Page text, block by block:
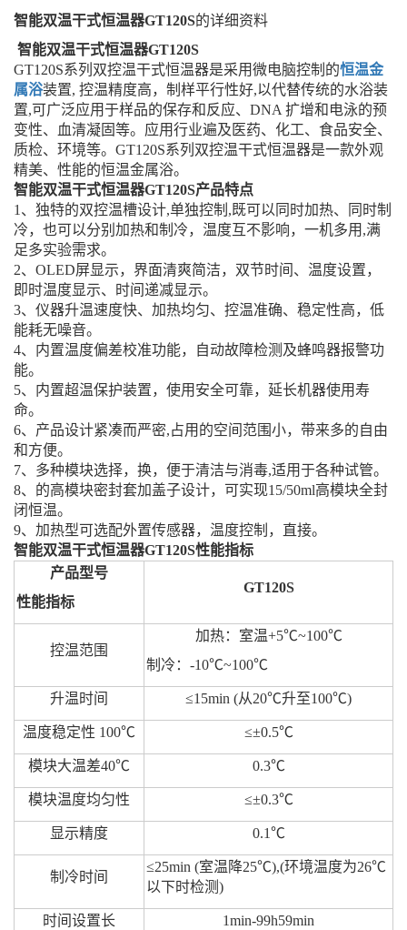
智能双温干式恒温器GT120S的详细资料
智能双温干式恒温器GT120S
GT120S系列双控温干式恒温器是采用微电脑控制的恒温金
属浴装置, 控温精度高，制样平行性好,以代替传统的水浴装
置,可广泛应用于样品的保存和反应、DNA 扩增和电泳的预
变性、血清凝固等。应用行业遍及医药、化工、食品安全、
质检、环境等。GT120S系列双控温干式恒温器是一款外观
精美、性能的恒温金属浴。
智能双温干式恒温器GT120S产品特点
1、独特的双控温槽设计,单独控制,既可以同时加热、同时制
冷，也可以分别加热和制冷，温度互不影响，一机多用,满
足多实验需求。
2、OLED屏显示，界面清爽简洁，双节时间、温度设置，
即时温度显示、时间递减显示。
3、仪器升温速度快、加热均匀、控温准确、稳定性高，低
能耗无噪音。
4、内置温度偏差校准功能，自动故障检测及蜂鸣器报警功
能。
5、内置超温保护装置，使用安全可靠，延长机器使用寿
命。
6、产品设计紧凑而严密,占用的空间范围小，带来多的自由
和方便。
7、多种模块选择，换，便于清洁与消毒,适用于各种试管。
8、的高模块密封套加盖子设计，可实现15/50ml高模块全封
闭恒温。
9、加热型可选配外置传感器，温度控制，直接。
智能双温干式恒温器GT120S性能指标
产品型号
性能指标
GT120S
控温范围
加热：室温+5℃~100℃
制冷：-10℃~100℃
升温时间 ≤15min (从20℃升至100℃)
温度稳定性 100℃ ≤±0.5℃
模块大温差40℃ 0.3℃
模块温度均匀性 ≤±0.3℃
显示精度 0.1℃
制冷时间
≤25min (室温降25℃),(环境温度为26℃
以下时检测)
时间设置长 1min-99h59min